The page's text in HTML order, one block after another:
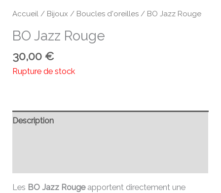
Accueil / Bijoux / Boucles d'oreilles / BO Jazz Rouge
BO Jazz Rouge
30,00€
Rupture de stock
Description
Les BO Jazz Rougeapportent directement une